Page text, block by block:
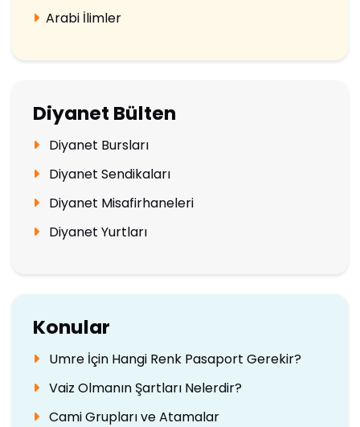
Arabi İlimler
Diyanet Bülten
Diyanet Bursları
Diyanet Sendikaları
Diyanet Misafirhaneleri
Diyanet Yurtları
Konular
Umre İçin Hangi Renk Pasaport Gerekir?
Vaiz Olmanın Şartları Nelerdir?
Cami Grupları ve Atamalar